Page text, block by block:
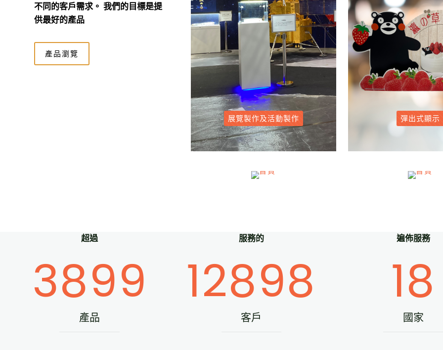
不同的客戶需求。 我們的目標是提
供最好的產品
產品瀏覽
展覽製作及活動製作 彈出式顯示
紙製品
超過
3899
產品
服務的
12898
客戶
遍佈服務
18
國家